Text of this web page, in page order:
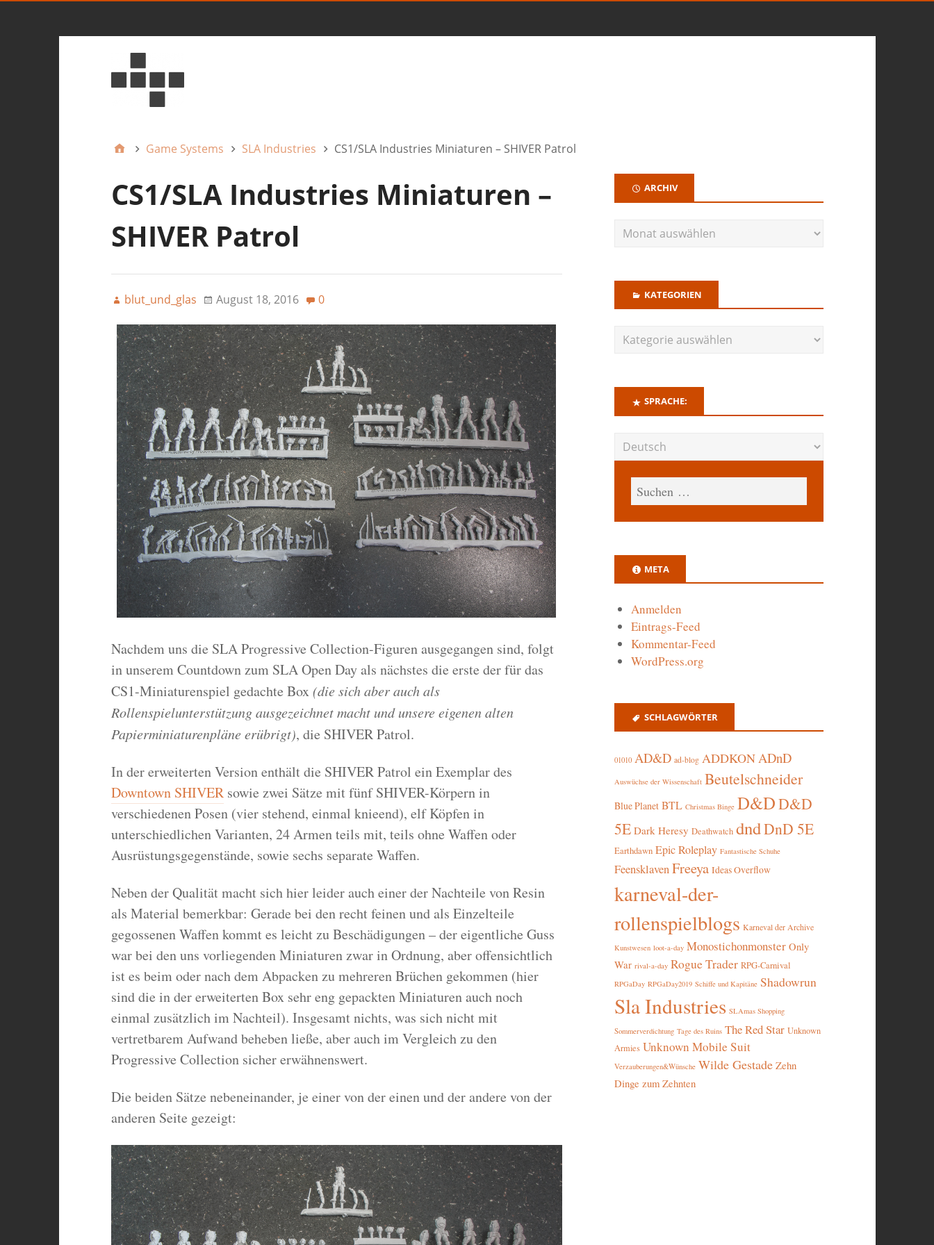
Game Systems SLA Industries CS1/SLA Industries Miniaturen – SHIVER Patrol
CS1/SLA Industries Miniaturen –
SHIVER Patrol
blut_und_glas August 18, 2016 0
Nachdem uns die SLA Progressive Collection-Figuren ausgegangen sind, folgt
in unserem Countdown zum SLA Open Day als nächstes die erste der für das
CS1-Miniaturenspiel gedachte Box (die sich aber auch als
Rollenspielunterstützung ausgezeichnet macht und unsere eigenen alten
Papierminiaturenpläne erübrigt), die SHIVER Patrol.
In der erweiterten Version enthält die SHIVER Patrol ein Exemplar des
Downtown SHIVERsowie zwei Sätze mit fünf SHIVER-Körpern in
verschiedenen Posen (vier stehend, einmal knieend), elf Köpfen in
unterschiedlichen Varianten, 24 Armen teils mit, teils ohne Waffen oder
Ausrüstungsgegenstände, sowie sechs separate Waffen.
Neben der Qualität macht sich hier leider auch einer der Nachteile von Resin
als Material bemerkbar: Gerade bei den recht feinen und als Einzelteile
gegossenen Waffen kommt es leicht zu Beschädigungen – der eigentliche Guss
war bei den uns vorliegenden Miniaturen zwar in Ordnung, aber offensichtlich
ist es beim oder nach dem Abpacken zu mehreren Brüchen gekommen (hier
sind die in der erweiterten Box sehr eng gepackten Miniaturen auch noch
einmal zusätzlich im Nachteil). Insgesamt nichts, was sich nicht mit
vertretbarem Aufwand beheben ließe, aber auch im Vergleich zu den
Progressive Collection sicher erwähnenswert.
Die beiden Sätze nebeneinander, je einer von der einen und der andere von der
anderen Seite gezeigt:
ARCHIV
KATEGORIEN
SPRACHE:
META
Anmelden
Eintrags-Feed
Kommentar-Feed
WordPress.org
SCHLAGWÖRTER
01010 AD&D ad-blog ADDKONADnD
Auswüchse der Wissenschaft Beutelschneider
Blue Planet BTL Christmas Binge D&DD&D
5E Dark Heresy Deathwatch dndDnD 5E
Earthdawn Epic Roleplay Fantastische Schuhe
Feensklaven Freeya Ideas Overflow
karneval-der-
rollenspielblogs Karneval der Archive
Kunstwesen loot-a-day Monostichonmonster Only
War rival-a-day Rogue Trader RPG-Carnival
RPGaDay RPGaDay2019 Schiffe und Kapitäne Shadowrun
Sla Industries SLAmas Shopping
Sommerverdichtung Tage des Ruins The Red Star Unknown
Armies Unknown Mobile Suit
Verzauberungen&Wünsche Wilde Gestade Zehn
Dinge zum Zehnten